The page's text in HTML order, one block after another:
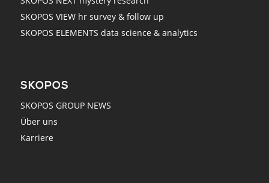
SKOPOS VIEW hr survey & follow up
SKOPOS ELEMENTS data science & analytics
SKOPOS
SKOPOS GROUP NEWS
Über uns
Karriere